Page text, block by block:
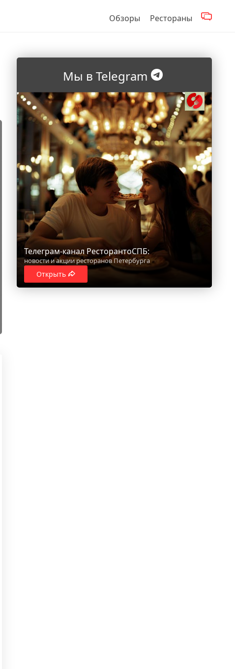
Обзоры Рестораны
Мы в Telegram
Телеграм-канал РесторантоСПБ:
новости и акции ресторанов Петербурга
Открыть